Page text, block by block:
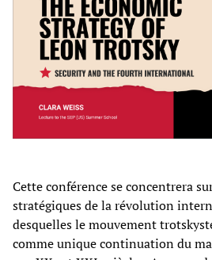
Cette conférence se concentrera
stratégiques de la révolution
desquelles le mouvement
comme unique continuation du